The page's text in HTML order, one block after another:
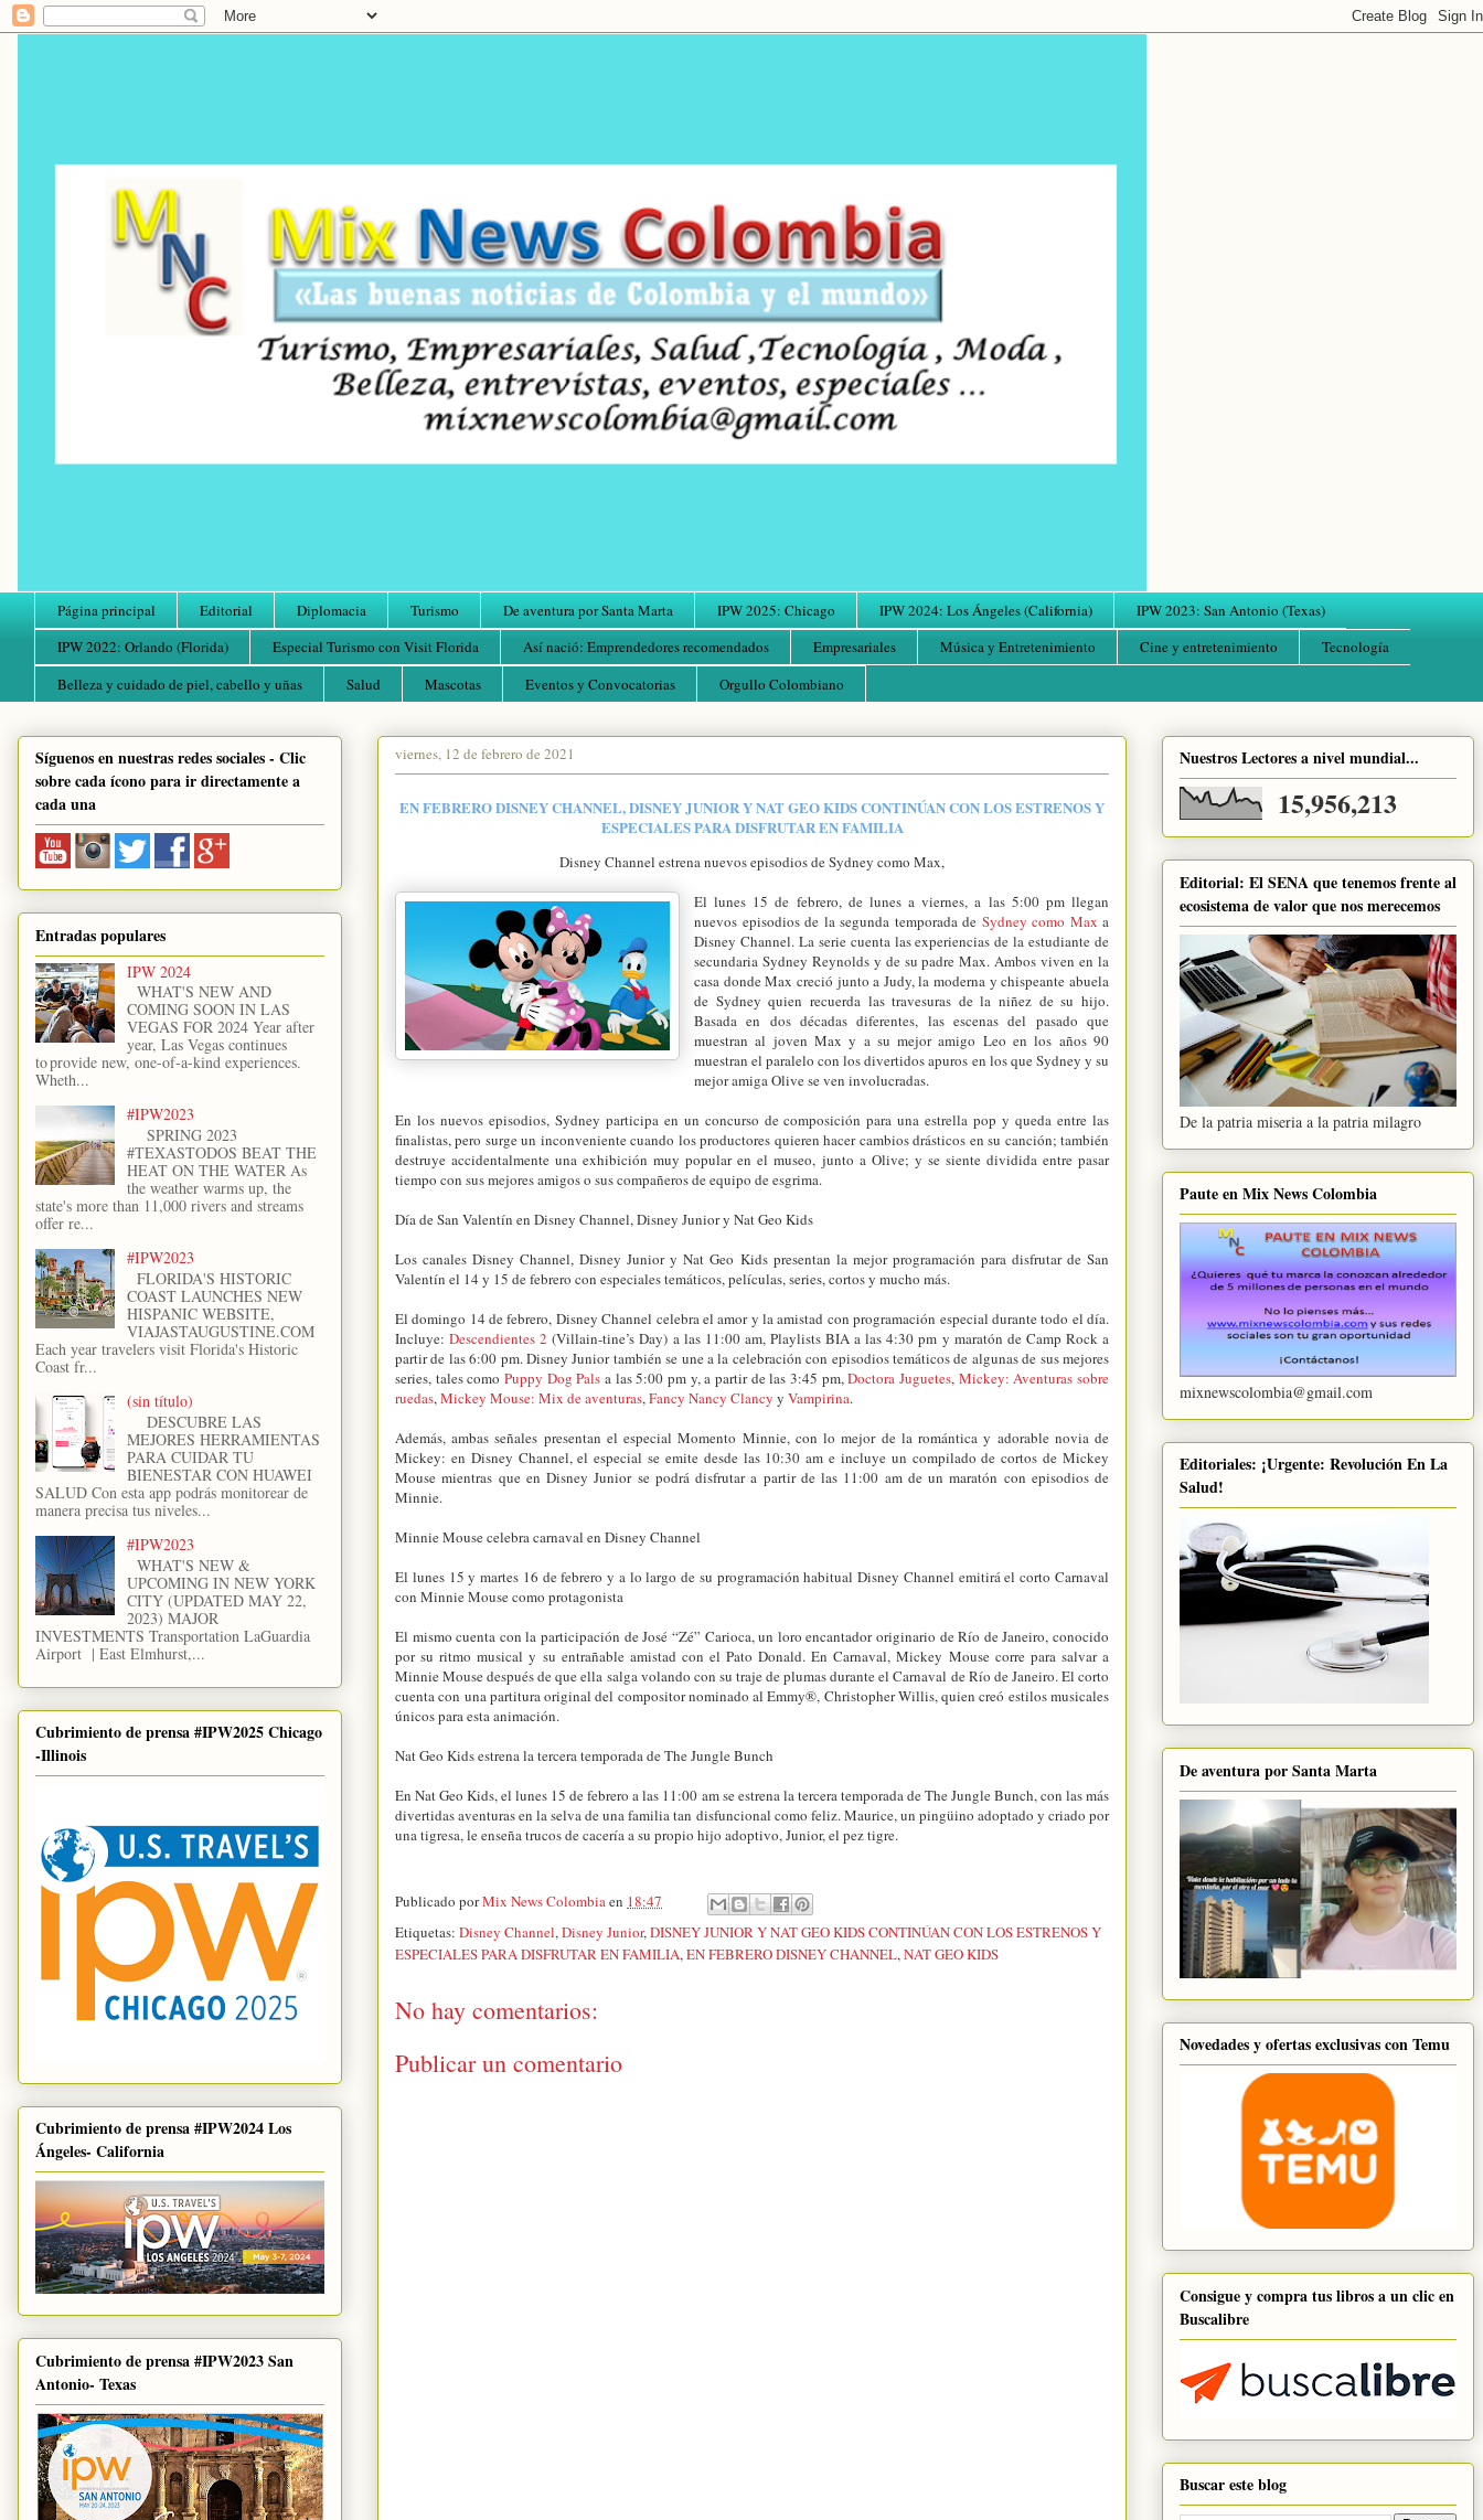
Página principal Editorial Diplomacia Turismo De aventura por Santa Marta IPW 2025: Chicago IPW 2024: Los Ángeles (California)
IPW 2023: San Antonio (Texas)
IPW 2022: Orlando (Florida)
Especial Turismo con Visit Florida Así nació: Emprendedores recomendados Empresariales Música y Entretenimiento Cine y entretenimiento
Tecnología
Belleza y cuidado de piel, cabello y uñas
Salud Mascotas Eventos y Convocatorias Orgullo Colombiano
viernes, 12 de febrero de 2021
EN FEBRERO DISNEY CHANNEL, DISNEY JUNIOR Y NAT GEO KIDS CONTINÚAN CON LOS ESTRENOS Y
ESPECIALES PARA DISFRUTAR EN FAMILIA
Disney Channel estrena nuevos episodios de Sydney como Max,
El lunes 15 de febrero, de lunes a viernes, a las 5:00 pm llegan
nuevos episodios de la segunda temporada de Sydney como Max a
Disney Channel. La serie cuenta las experiencias de la estudiante de
secundaria Sydney Reynolds y de su padre Max. Ambos viven en la
casa donde Max creció junto a Judy, la moderna y chispeante abuela
de Sydney quien recuerda las travesuras de la niñez de su hijo.
Basada en dos décadas diferentes, las escenas del pasado que
muestran al joven Max y a su mejor amigo Leo en los años 90
muestran el paralelo con los divertidos apuros en los que Sydney y su
mejor amiga Olive se ven involucradas.
En los nuevos episodios, Sydney participa en un concurso de composición para una estrella pop y queda entre las
finalistas, pero surge un inconveniente cuando los productores quieren hacer cambios drásticos en su canción; también
destruye accidentalmente una exhibición muy popular en el museo, junto a Olive; y se siente dividida entre pasar
tiempo con sus mejores amigos o sus compañeros de equipo de esgrima.
Día de San Valentín en Disney Channel, Disney Junior y Nat Geo Kids
Los canales Disney Channel, Disney Junior y Nat Geo Kids presentan la mejor programación para disfrutar de San
Valentín el 14 y 15 de febrero con especiales temáticos, películas, series, cortos y mucho más.
El domingo 14 de febrero, Disney Channel celebra el amor y la amistad con programación especial durante todo el día.
Incluye:Descendientes 2 (Villain-tine’s Day) a las 11:00 am, Playlists BIA a las 4:30 pm y maratón de Camp Rock a
partir de las 6:00 pm. Disney Junior también se une a la celebración con episodios temáticos de algunas de sus mejores
series, tales como Puppy Dog Pals a las 5:00 pm y, a partir de las 3:45 pm,Doctora Juguetes, Mickey: Aventuras sobre
ruedas,Mickey Mouse: Mix de aventuras,Fancy Nancy Clancy y Vampirina.
Además, ambas señales presentan el especial Momento Minnie, con lo mejor de la romántica y adorable novia de
Mickey: en Disney Channel, el especial se emite desde las 10:30 am e incluye un compilado de cortos de Mickey
Mouse mientras que en Disney Junior se podrá disfrutar a partir de las 11:00 am de un maratón con episodios de
Minnie.
Minnie Mouse celebra carnaval en Disney Channel
El lunes 15 y martes 16 de febrero y a lo largo de su programación habitual Disney Channel emitirá el corto Carnaval
con Minnie Mouse como protagonista
El mismo cuenta con la participación de José “Zé” Carioca, un loro encantador originario de Río de Janeiro, conocido
por su ritmo musical y su entrañable amistad con el Pato Donald. En Carnaval, Mickey Mouse corre para salvar a
Minnie Mouse después de que ella salga volando con su traje de plumas durante el Carnaval de Río de Janeiro. El corto
cuenta con una partitura original del compositor nominado al Emmy®, Christopher Willis, quien creó estilos musicales
únicos para esta animación.
Nat Geo Kids estrena la tercera temporada de The Jungle Bunch
En Nat Geo Kids, el lunes 15 de febrero a las 11:00 am se estrena la tercera temporada de The Jungle Bunch, con las más
divertidas aventuras en la selva de una familia tan disfuncional como feliz. Maurice, un pingüino adoptado y criado por
una tigresa, le enseña trucos de cacería a su propio hijo adoptivo, Junior, el pez tigre.
Publicado porMix News Colombiaen 18:47
Etiquetas: Disney Channel,Disney Junior,DISNEY JUNIOR Y NAT GEO KIDS CONTINÚAN CON LOS ESTRENOS Y
ESPECIALES PARA DISFRUTAR EN FAMILIA,EN FEBRERO DISNEY CHANNEL,NAT GEO KIDS
No hay comentarios:
Publicar un comentario
Síguenos en nuestras redes sociales - Clic
sobre cada ícono para ir directamente a
cada una
Entradas populares
IPW 2024
WHAT'S NEW AND
COMING SOON IN LAS
VEGAS FOR 2024 Year after
year, Las Vegas continues
to provide new, one-of-a-kind experiences.
Wheth...
#IPW2023
SPRING 2023
#TEXASTODOS BEAT THE
HEAT ON THE WATER As
the weather warms up, the
state's more than 11,000 rivers and streams
offer re...
#IPW2023
FLORIDA'S HISTORIC
COAST LAUNCHES NEW
HISPANIC WEBSITE,
VIAJASTAUGUSTINE.COM
Each year travelers visit Florida's Historic
Coast fr...
(sin título)
DESCUBRE LAS
MEJORES HERRAMIENTAS
PARA CUIDAR TU
BIENESTAR CON HUAWEI
SALUD Con esta app podrás monitorear de
manera precisa tus niveles...
#IPW2023
WHAT'S NEW &
UPCOMING IN NEW YORK
CITY (UPDATED MAY 22,
2023) MAJOR
INVESTMENTS Transportation LaGuardia
Airport | East Elmhurst,...
Cubrimiento de prensa #IPW2025 Chicago
-Illinois
Cubrimiento de prensa #IPW2024 Los
Ángeles- California
Cubrimiento de prensa #IPW2023 San
Antonio- Texas
Nuestros Lectores a nivel mundial...
15,956,213
Editorial: El SENA que tenemos frente al
ecosistema de valor que nos merecemos
De la patria miseria a la patria milagro
Paute en Mix News Colombia
mixnewscolombia@gmail.com
Editoriales: ¡Urgente: Revolución En La
Salud!
De aventura por Santa Marta
Novedades y ofertas exclusivas con Temu
Consigue y compra tus libros a un clic en
Buscalibre
Buscar este blog